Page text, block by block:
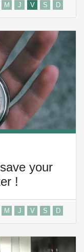
M J V S D
your
!
M J V S D